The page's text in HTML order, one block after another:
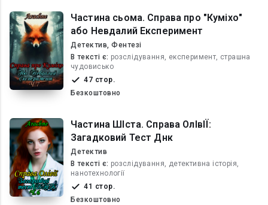
Частина сьома. Справа про "Куміхо"
або Невдалий Експеримент
Детектив, Фентезі
В текcті є: розслідування, експеримент, страшна
чудовисько
47 стор.
Безкоштовно
Частина ШІста. Справа ОлІвІЇ:
Загадковий Тест Днк
Детектив
В текcті є: розслідування, детективна історія,
нанотехнології
41 стор.
Безкоштовно